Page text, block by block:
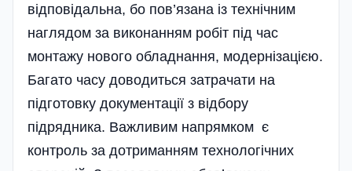
відповідальна, бо пов’язана із технічним
наглядом за виконанням робіт під час
монтажу нового обладнання, модернізацією.
Багато часу доводиться затрачати на
підготовку документації з відбору
підрядника. Важливим напрямком є
контроль за до­триманням тех­ноло­гічних